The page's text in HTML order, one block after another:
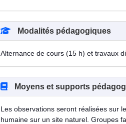
Modalités pédagogiques
Alternance de cours (15 h) et travaux
Moyens et supports
Les observations seront réalisées sur
humaine sur un site naturel. Groupes